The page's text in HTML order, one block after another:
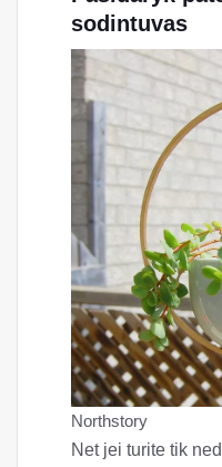
sodintuvas
Northstory
Net jei turite tik